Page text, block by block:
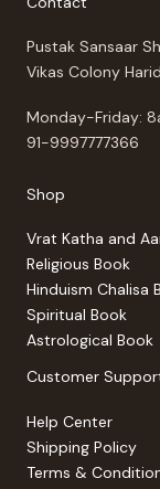
Pustak Sansaar
Vikas Colony
Monday-Friday:
91-9997777366
Shop
Vrat Katha and
Religious Book
Hinduism Chalisa
Spiritual Book
Astrological Book
Customer
Help Center
Shipping Policy
Terms &